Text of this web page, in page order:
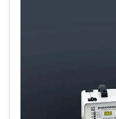
ефективно
течностите